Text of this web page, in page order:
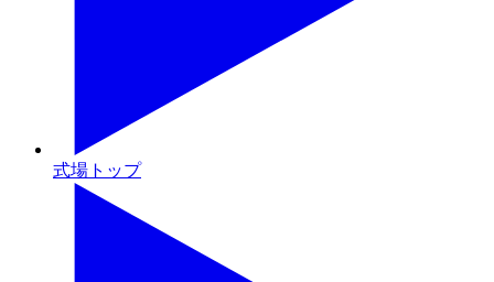
式場トップ